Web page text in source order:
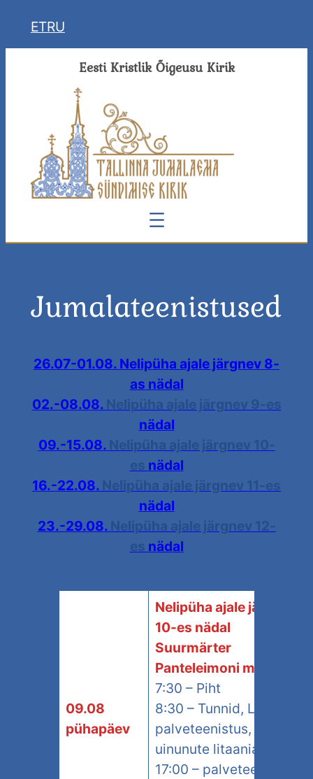
ETRU
Eesti Kristlik Õigeusu Kirik
Jumalateenistused
26.07-01.08. Nelipüha ajale järgnev 8-
as nädal
02.-08.08.
nädal
09.-15.08.
nädal
16.-22.08.
nädal
23.-29.08.
nädal
09.08
pühapäev
Nelipüha ajale järgnev
10-es nädal
Suurmärter
Panteleimoni mälestus
7:30 – Piht
8:30 – Tunnid, Liturgia
palveteenistus,
uinunute litaania
17:00 – palveteenistus